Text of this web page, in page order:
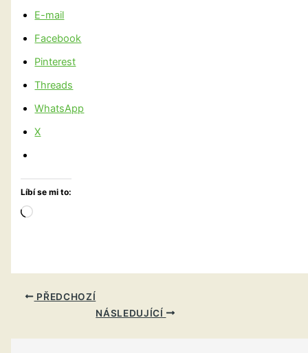
E-mail
Facebook
Pinterest
Threads
WhatsApp
X
Líbí se mi to:
Načítání…
PŘEDCHOZÍ
NÁSLEDUJÍCÍ